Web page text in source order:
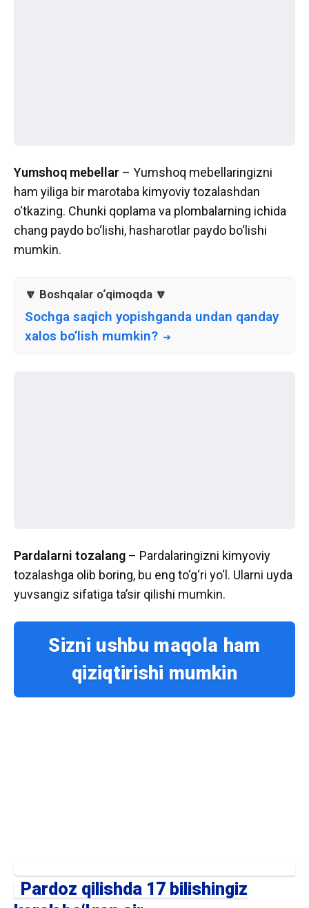
Yumshoq mebellar – Yumshoq mebellaringizni
ham yiliga bir marotaba kimyoviy tozalashdan
o‘tkazing. Chunki qoplama va plombalarning ichida
chang paydo bo‘lishi, hasharotlar paydo bo‘lishi
mumkin.
Sochga saqich yopishganda undan qanday
xalos bo’lish mumkin?
Pardalarni tozalang – Pardalaringizni kimyoviy
tozalashga olib boring, bu eng to‘g‘ri yo‘l. Ularni uyda
yuvsangiz sifatiga ta’sir qilishi mumkin.
Sizni ushbu maqola ham
qiziqtirishi mumkin
Pardoz qilishda 17 bilishingiz